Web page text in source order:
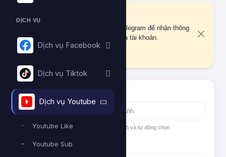
DỊCH VỤ
Dịch vụ Facebook
Dịch vụ Tiktok
Dịch vụ Youtube
Youtube Like
Youtube Sub
Bạn chưa liên kết tài khoản Telegram để nhận thông
báo quan trọng về đơn hàng và tài khoản.
Tìm nhanh dịch vụ
Nhập tên hoặc ID dịch vụ để tìm kiếm nhanh và tự động chọn
Nền tảng